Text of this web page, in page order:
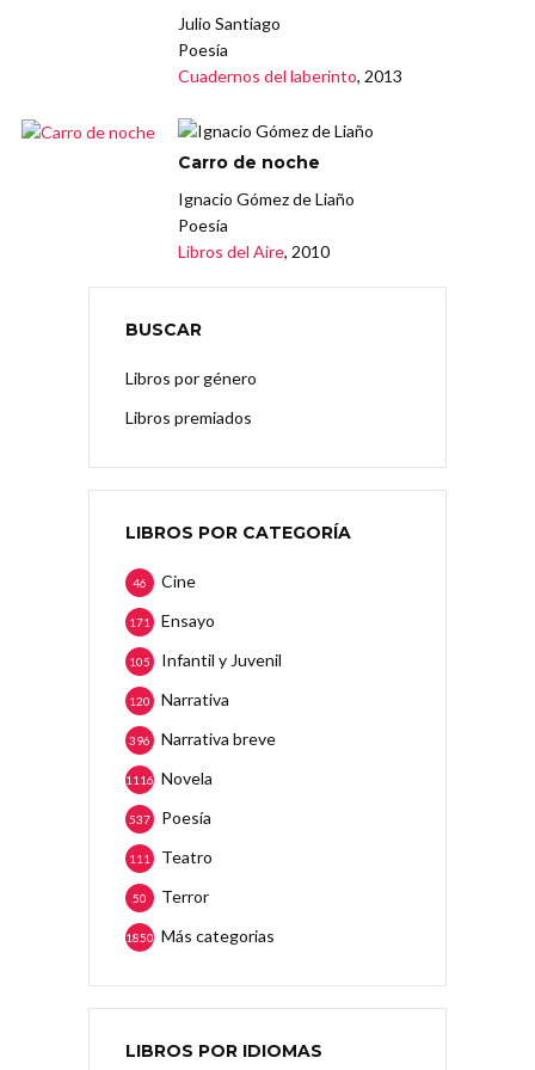
Julio Santiago
Poesía
Cuadernos del laberinto, 2013
Carro de noche
Ignacio Gómez de Liaño
Poesía
Libros del Aire, 2010
BUSCAR
Libros por género
Libros premiados
LIBROS POR CATEGORÍA
Cine
46
Ensayo
171
Infantil y Juvenil
105
Narrativa
120
Narrativa breve
396
Novela
1116
Poesía
537
Teatro
111
Terror
50
Más categorias
1850
LIBROS POR IDIOMAS